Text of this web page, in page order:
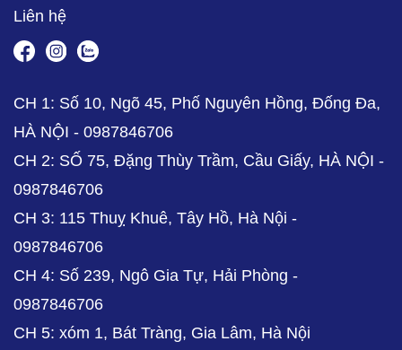
Liên hệ
CH 1: Số 10, Ngõ 45, Phố Nguyên Hồng, Đống Đa,
HÀ NỘI - 0987846706
CH 2: SỐ 75, Đặng Thùy Trầm, Cầu Giấy, HÀ NỘI -
0987846706
CH 3: 115 Thuỵ Khuê, Tây Hồ, Hà Nội -
0987846706
CH 4: Số 239, Ngô Gia Tự, Hải Phòng -
0987846706
CH 5: xóm 1, Bát Tràng, Gia Lâm, Hà Nội